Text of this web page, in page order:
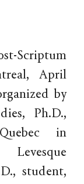
Scriptum
April
by
Ph.D.,
in
student,